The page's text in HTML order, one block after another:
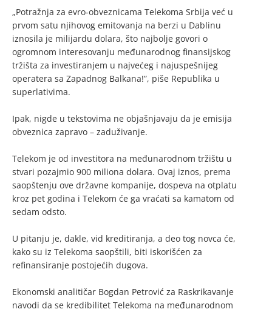
„Potražnja za evro-obveznicama Telekoma Srbija već u
prvom satu njihovog emitovanja na berzi u Dablinu
iznosila je milijardu dolara, što najbolje govori o
ogromnom interesovanju međunarodnog finansijskog
tržišta za investiranjem u najvećeg i najuspešnijeg
operatera sa Zapadnog Balkana!”, piše Republika u
superlativima.
Ipak, nigde u tekstovima ne objašnjavaju da je emisija
obveznica zapravo – zaduživanje.
Telekom je od investitora na međunarodnom tržištu u
stvari pozajmio 900 miliona dolara. Ovaj iznos, prema
saopštenju ove državne kompanije, dospeva na otplatu
kroz pet godina i Telekom će ga vraćati sa kamatom od
sedam odsto.
U pitanju je, dakle, vid kreditiranja, a deo tog novca će,
kako su iz Telekoma saopštili, biti iskorišćen za
refinansiranje postojećih dugova.
Ekonomski analitičar Bogdan Petrović za Raskrikavanje
navodi da se kredibilitet Telekoma na međunarodnom